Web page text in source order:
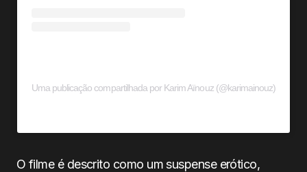
Uma publicação compartilhada por Karim Aïnouz (@karimainouz)
O filme é descrito como um suspense erótico,